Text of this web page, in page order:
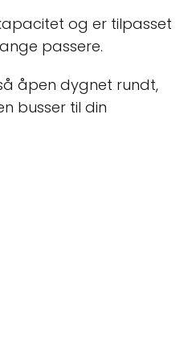
og er tilpasset
passere.
åpen dygnet rundt,
busser til din